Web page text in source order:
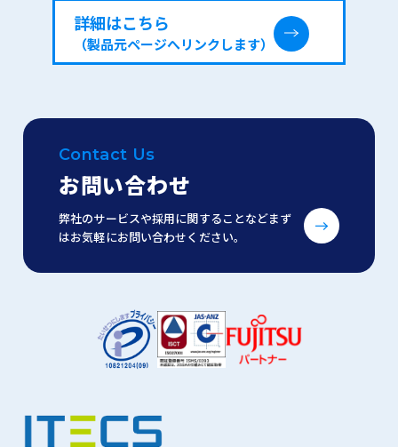
詳細はこちら
（製品元ページへリンクします）
Contact Us
お問い合わせ
弊社のサービスや採用に関することなどまず
はお気軽にお問い合わせください。